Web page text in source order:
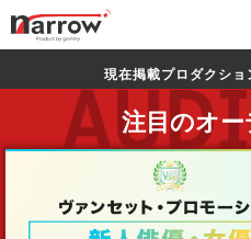
現在掲載プロダクショ
注目のオ